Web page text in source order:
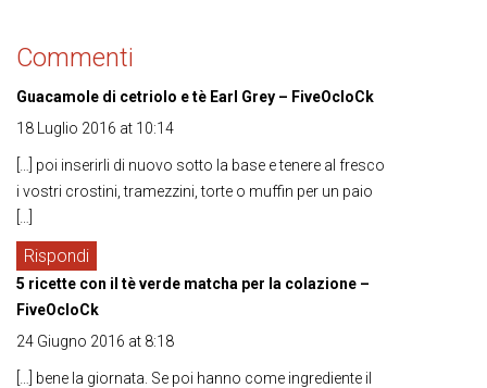
Commenti
Guacamole di cetriolo e tè Earl Grey – FiveOcloCk
18 Luglio 2016 at 10:14
[…] poi inserirli di nuovo sotto la base e tenere al fresco
i vostri crostini, tramezzini, torte o muffin per un paio
Rispondi
5 ricette con il tè verde matcha per la colazione –
FiveOcloCk
24 Giugno 2016 at 8:18
[…] bene la giornata. Se poi hanno come ingrediente il